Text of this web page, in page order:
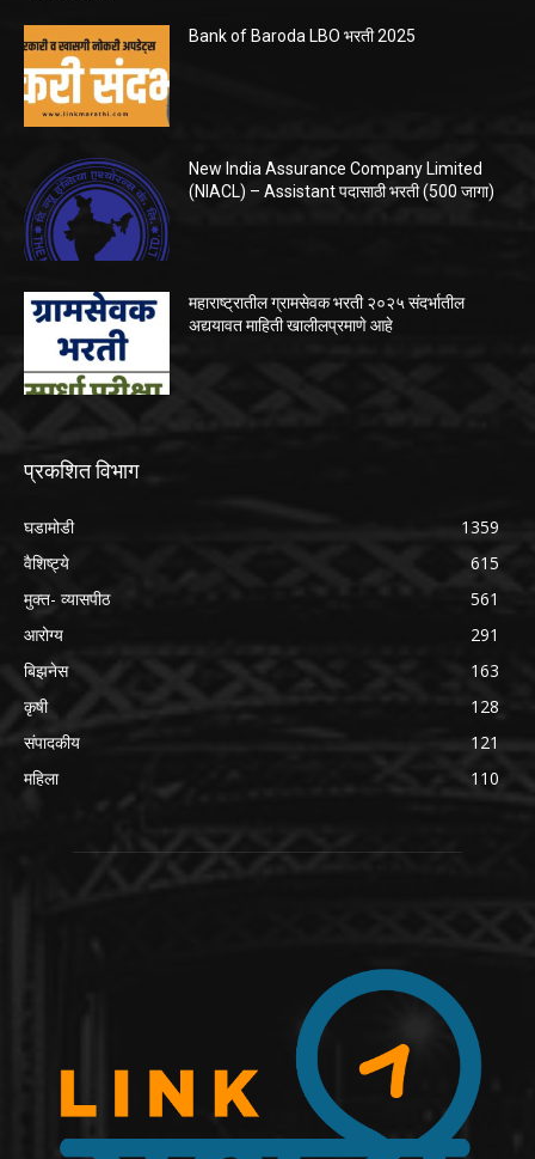
Bank of Baroda LBO भरती 2025
New India Assurance Company Limited
(NIACL) – Assistant पदासाठी भरती (500 जागा)
महाराष्ट्रातील ग्रामसेवक भरती २०२५ संदर्भातील
अद्ययावत माहिती खालीलप्रमाणे आहे
प्रकशित विभाग
घडामोडी
1359
वैशिष्ट्ये
615
मुक्त- व्यासपीठ
561
आरोग्य
291
बिझनेस
163
कृषी
128
संपादकीय
121
महिला
110